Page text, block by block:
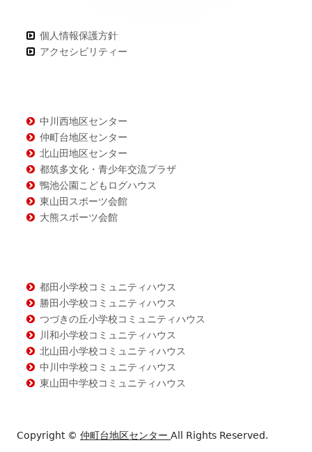
ン
テ
個人情報保護方針
アクセシビリティー
中川西地区センター
仲町台地区センター
北山田地区センター
都筑多文化・青少年交流プラザ
鴨池公園こどもログハウス
東山田スポーツ会館
大熊スポーツ会館
都田小学校コミュニティハウス
勝田小学校コミュニティハウス
つづきの丘小学校コミュニティハウス
川和小学校コミュニティハウス
北山田小学校コミュニティハウス
中川中学校コミュニティハウス
東山田中学校コミュニティハウス
Copyright © 仲町台地区センター All Rights Reserved.